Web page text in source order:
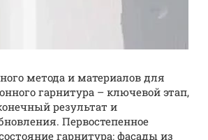
метода и материалов для
гарнитура – ключевой этап,
результат и
Первостепенное
гарнитура: фасады из